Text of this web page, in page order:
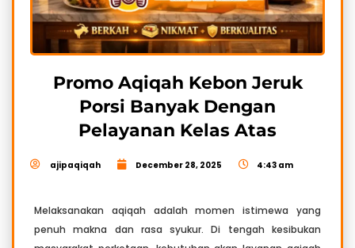
Promo Aqiqah Kebon Jeruk
Porsi Banyak Dengan
Pelayanan Kelas Atas
ajipaqiqah December 28, 2025 4:43 am
Melaksanakan aqiqah adalah momen istimewa yang
penuh makna dan rasa syukur. Di tengah kesibukan